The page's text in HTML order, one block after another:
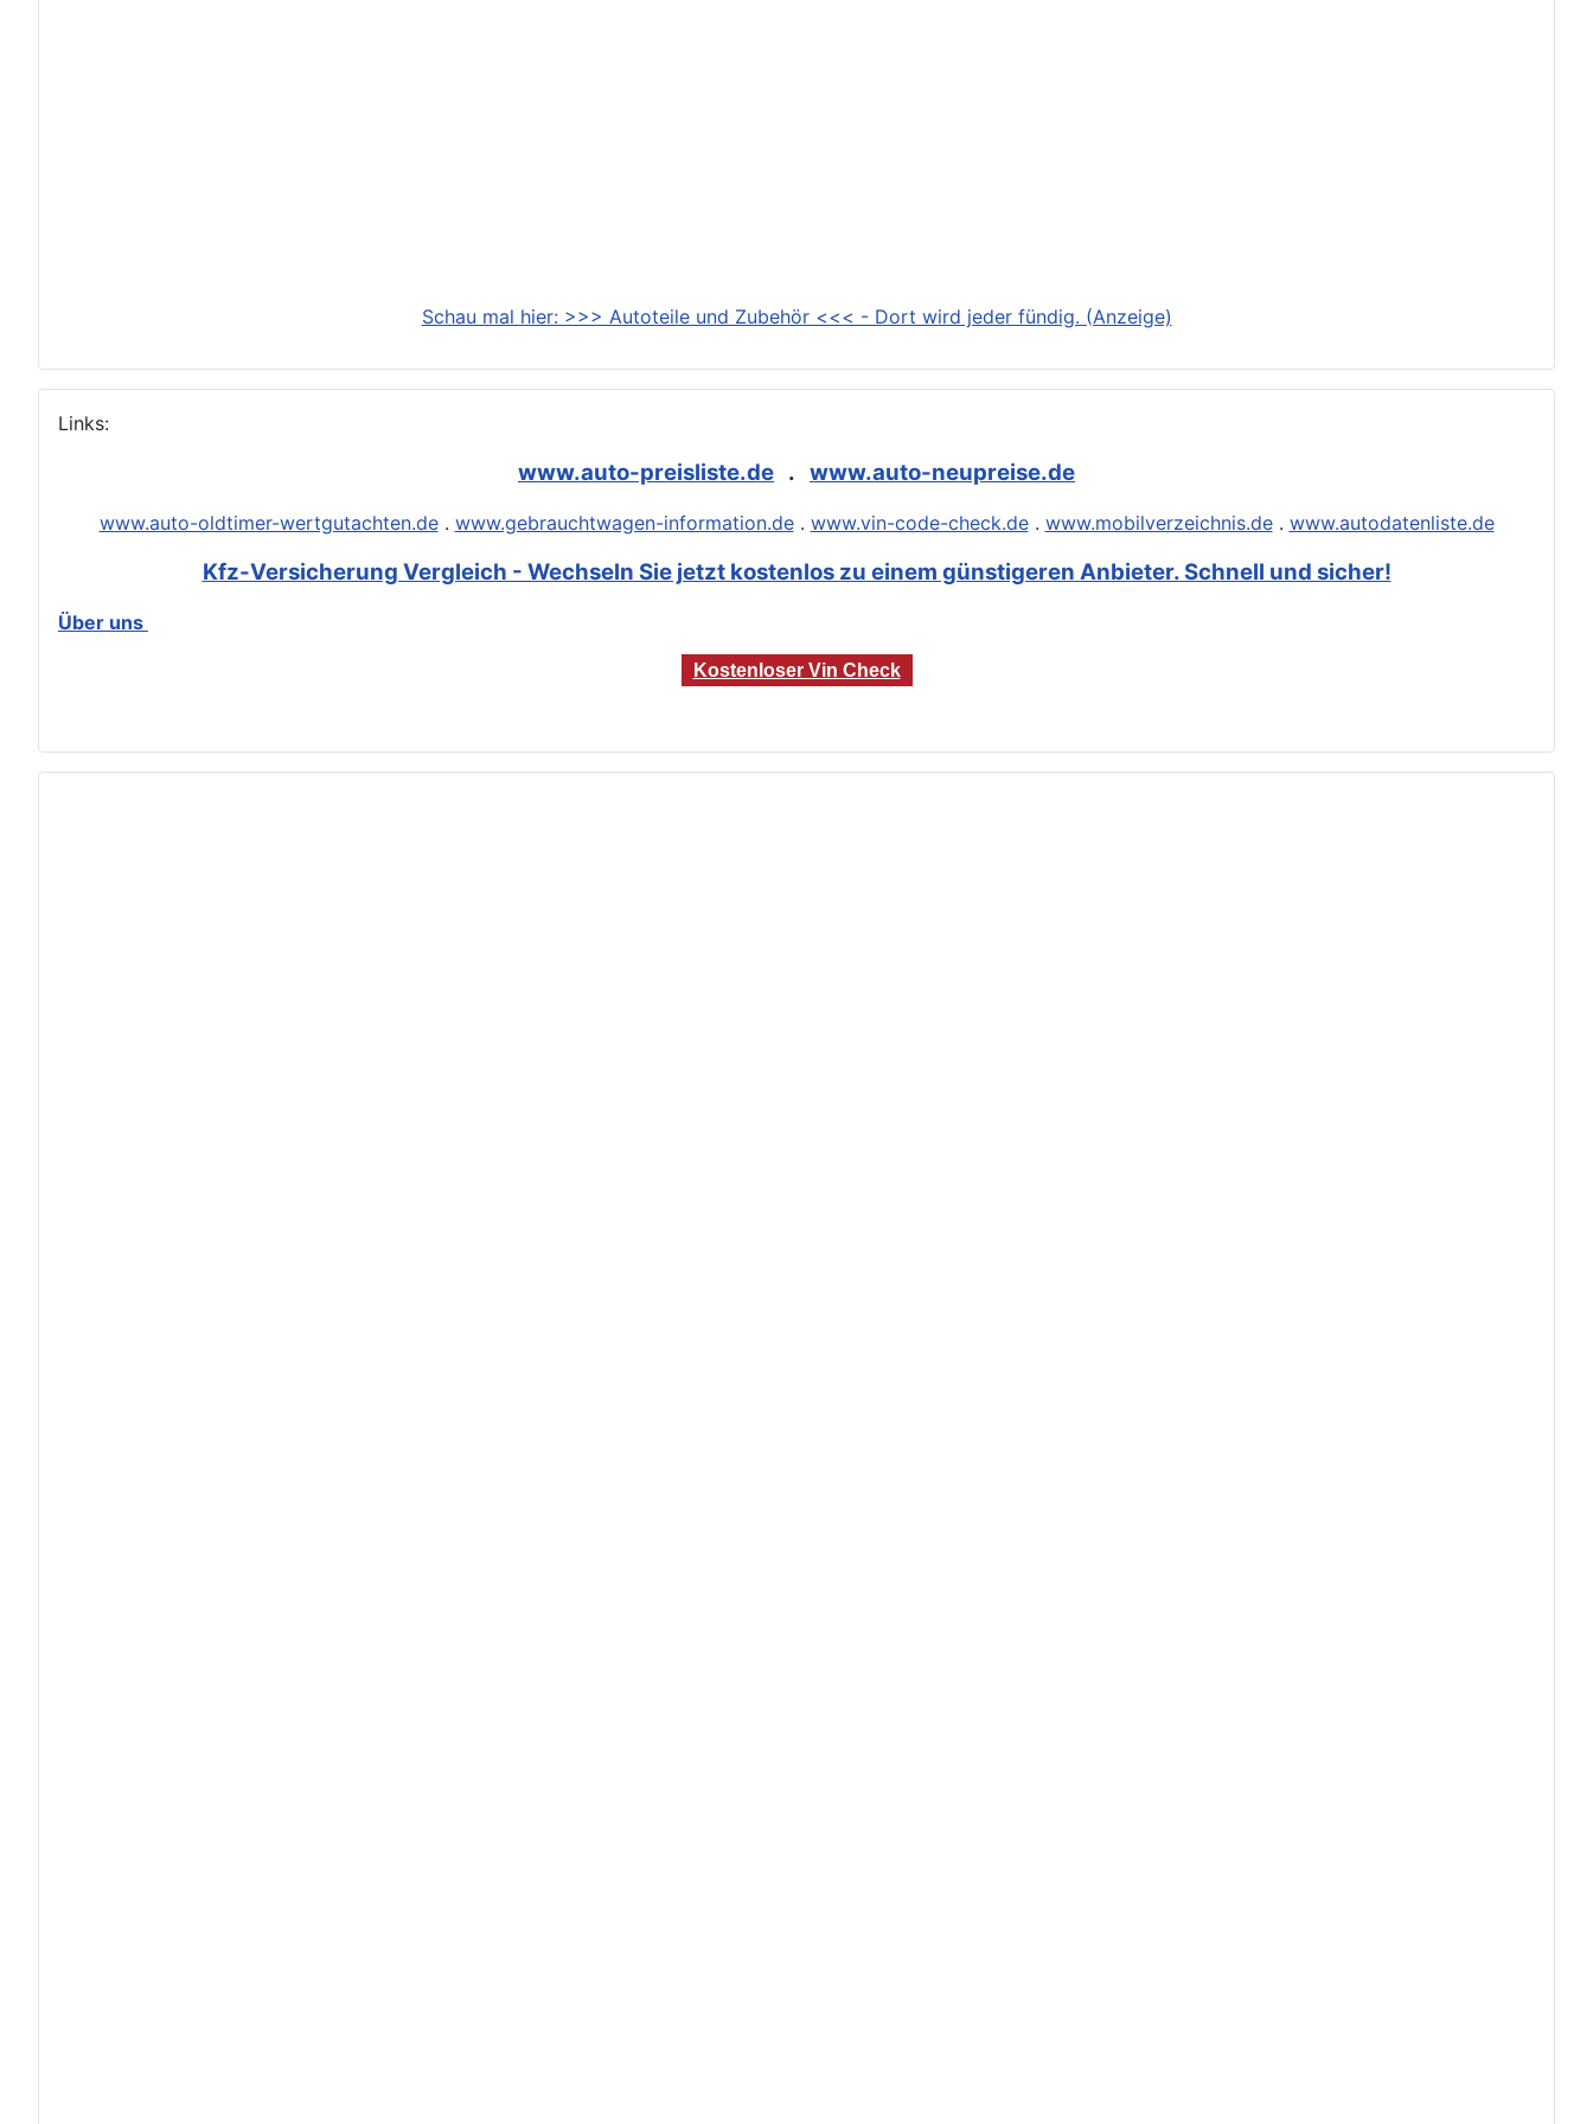
Schau mal hier: >>> Autoteile und Zubehör <<< - Dort wird jeder fündig. (Anzeige)
Links:
www.auto-preisliste.de . www.auto-neupreise.de
www.auto-oldtimer-wertgutachten.de. www.gebrauchtwagen-information.de. www.vin-code-check.de. www.mobilverzeichnis.de. www.autodatenliste.de
Kfz-Versicherung Vergleich - Wechseln Sie jetzt kostenlos zu einem günstigeren Anbieter. Schnell und sicher!
Über uns
Kostenloser Vin Check